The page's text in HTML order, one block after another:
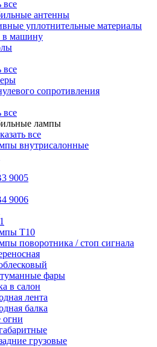
все
антенны
уплотнительные материалы
в машину
все
сопротивления
все
лампы
все
внутрисалонные
9005
9006
Т10
поворотника / стоп сигнала
фары
в салон
лента
балка
огни
грузовые